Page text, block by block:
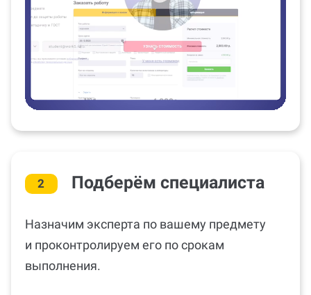
2 Подберём специалиста
Назначим эксперта по вашему предмету
и проконтролируем его по срокам
выполнения.